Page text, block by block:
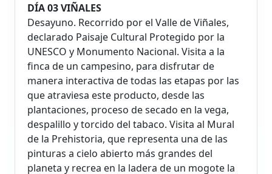
DÍA 03 VIÑALES
Desayuno. Recorrido por el Valle de Viñales,
declarado Paisaje Cultural Protegido por la
UNESCO y Monumento Nacional. Visita a la
finca de un campesino, para disfrutar de
manera interactiva de todas las etapas por las
que atraviesa este producto, desde las
plantaciones, proceso de secado en la vega,
despalillo y torcido del tabaco. Visita al Mural
de la Prehistoria, que representa una de las
pinturas a cielo abierto más grandes del
planeta y recrea en la ladera de un mogote la